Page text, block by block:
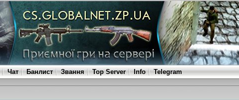
Чат Банлист Звання Top Server Info Telegram